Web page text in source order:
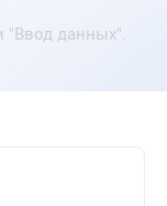
"Ввод данных".